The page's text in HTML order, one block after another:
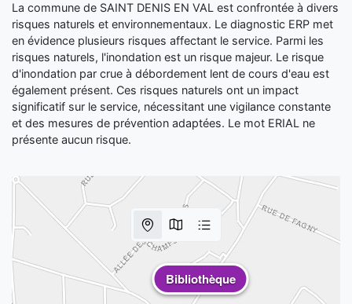
La commune de SAINT DENIS EN VAL est confrontée à divers
risques naturels et environnementaux. Le diagnostic ERP met
en évidence plusieurs risques affectant le service. Parmi les
risques naturels, l'inondation est un risque majeur. Le risque
d'inondation par crue à débordement lent de cours d'eau est
également présent. Ces risques naturels ont un impact
significatif sur le service, nécessitant une vigilance constante
et des mesures de prévention adaptées. Le mot ERIAL ne
présente aucun risque.
Bibliothèque